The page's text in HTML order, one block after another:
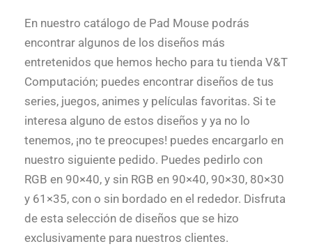
En nuestro catálogo de Pad Mouse podrás
encontrar algunos de los diseños más
entretenidos que hemos hecho para tu tienda V&T
Computación; puedes encontrar diseños de tus
series, juegos, animes y películas favoritas. Si te
interesa alguno de estos diseños y ya no lo
tenemos, ¡no te preocupes! puedes encargarlo en
nuestro siguiente pedido. Puedes pedirlo con
RGB en 90×40, y sin RGB en 90×40, 90×30, 80×30
y 61×35, con o sin bordado en el rededor. Disfruta
de esta selección de diseños que se hizo
exclusivamente para nuestros clientes.